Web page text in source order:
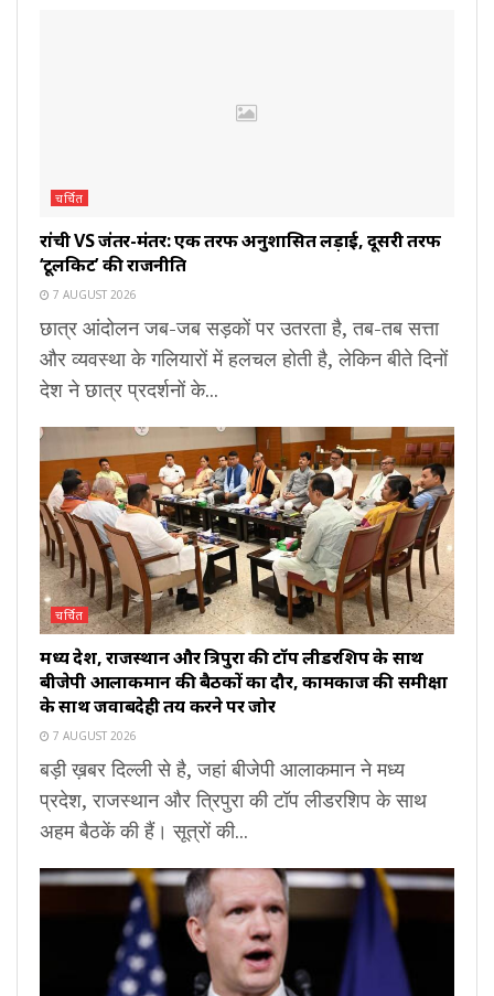
चर्चित
रांची VS जंतर-मंतर: एक तरफ अनुशासित लड़ाई, दूसरी तरफ
‘टूलकिट’ की राजनीति
7 AUGUST 2026
छात्र आंदोलन जब-जब सड़कों पर उतरता है, तब-तब सत्ता
और व्यवस्था के गलियारों में हलचल होती है, लेकिन बीते दिनों
देश ने छात्र प्रदर्शनों के...
चर्चित
मध्य प्रदेश, राजस्थान और त्रिपुरा की टॉप लीडरशिप के साथ
बीजेपी आलाकमान की बैठकों का दौर, कामकाज की समीक्षा
के साथ जवाबदेही तय करने पर जोर
7 AUGUST 2026
बड़ी ख़बर दिल्ली से है, जहां बीजेपी आलाकमान ने मध्य
प्रदेश, राजस्थान और त्रिपुरा की टॉप लीडरशिप के साथ
अहम बैठकें की हैं। सूत्रों की...